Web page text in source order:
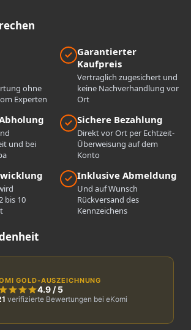
ohne
Experten
Garantierter
Kaufpreis
Vertraglich zugesichert und
keine Nachverhandlung vor
Ort
und bei
Sichere Bezahlung
Direkt vor Ort per Echtzeit-
Überweisung auf dem
Konto
bis 10
Inklusive Abmeldung
Und auf Wunsch
Rückversand des
Kennzeichens
GOLD-AUSZEICHNUNG
4.9 /5
verifizierte Bewertungen bei eKomi